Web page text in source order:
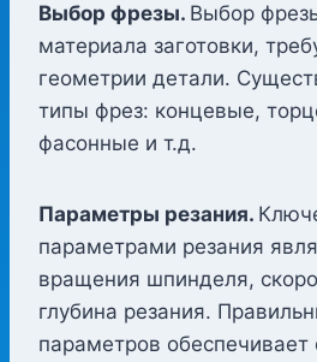
Выбор фрезы. Выбор
материала заготовки,
геометрии детали.
типы фрез: концевые,
фасонные и т.д.
Параметры резания.
параметрами резания
вращения шпинделя,
глубина резания.
параметров